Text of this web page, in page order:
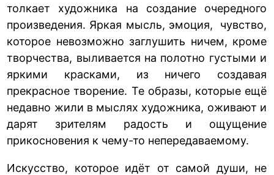
толкает художника на создание очередного
произведения. Яркая мысль, эмоция, чувство,
которое невозможно заглушить ничем, кроме
творчества, выливается на полотно густыми и
яркими красками, из ничего создавая
прекрасное творение. Те образы, которые ещё
недавно жили в мыслях художника, оживают и
дарят зрителям радость и ощущение
прикосновения к чему-то непередаваемому.
Искусство, которое идёт от самой души, не